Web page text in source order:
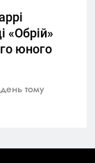
«Обрій»
юного
тому